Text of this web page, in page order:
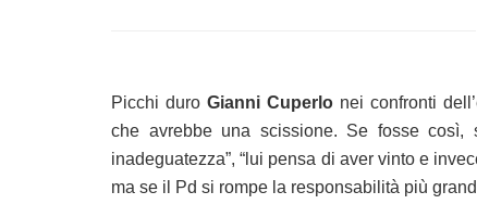
Picchi duroGianni Cuperlo nei confronti
che avrebbe una scissione. Se fosse
inadeguatezza”, “lui pensa di aver vinto e
ma se il Pd si rompe la responsabilità più